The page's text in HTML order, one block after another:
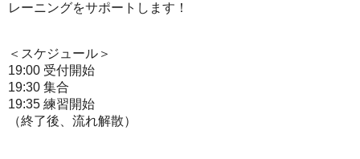
レーニングをサポートします！
＜スケジュール＞
19:00 受付開始
19:30 集合
19:35 練習開始
（終了後、流れ解散）